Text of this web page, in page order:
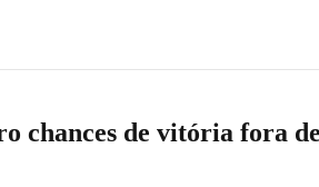
chances de vitória fora